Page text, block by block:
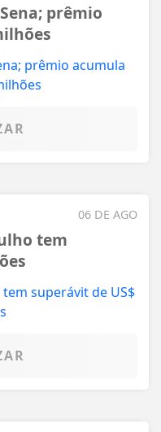
prêmio
06 DE AGO
tem